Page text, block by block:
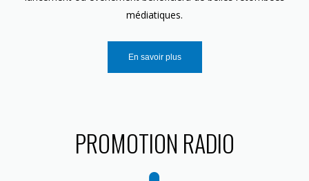
médiatiques.
En savoir plus
PROMOTION RADIO